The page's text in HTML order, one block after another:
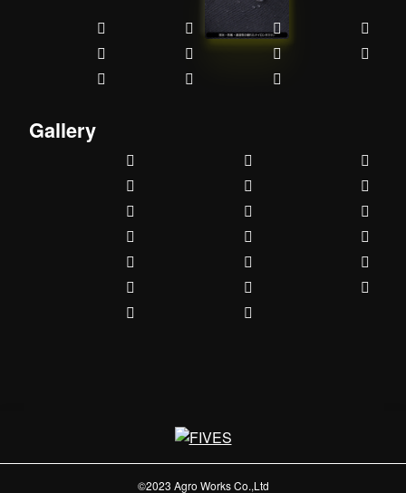
Gallery
©2023 Agro Works Co.,Ltd